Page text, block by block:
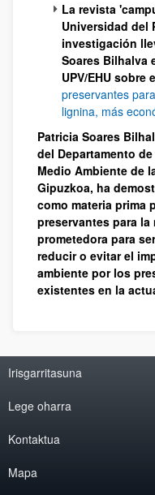
La revista
Universidad del
investigación
Soares Bilhalva
UPV/EHU sobre
preservantes
lignina, más
Patricia Soares
del Departamento
Medio Ambiente de
Gipuzkoa, ha
como materia prima
preservantes para
prometedora para
reducir o evitar el
ambiente por los
existentes en la
Irisgarritasuna
Lege oharra
Kontaktua
Mapa